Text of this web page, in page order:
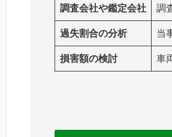
調査会社や鑑定会社 調
過失割合の分析 当
損害額の検討 車